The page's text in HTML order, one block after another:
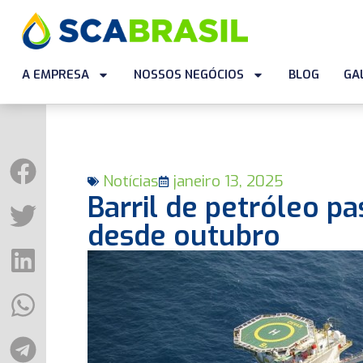
A EMPRESA NOSSOS NEGÓCIOS BLOG
Notícias janeiro 13, 2025
Barril de petróleo
desde outubro